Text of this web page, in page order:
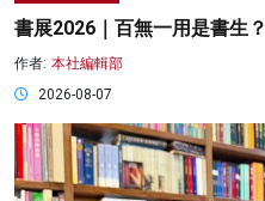
書展2026｜百無一用是書生？
作者: 本社編輯部
2026-08-07